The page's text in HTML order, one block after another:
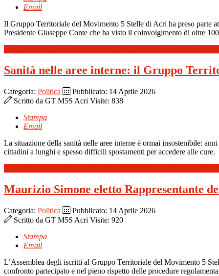
Email
Il Gruppo Territoriale del Movimento 5 Stelle di Acri ha preso parte
Presidente Giuseppe Conte che ha visto il coinvolgimento di oltre
Sanità nelle aree interne: il Gruppo
Categoria: Politica
Pubblicato: 14 Aprile 2026
Scritto da GT M5S Acri Visite: 838
Stampa
Email
La situazione della sanità nelle aree interne è ormai insostenibile:
cittadini a lunghi e spesso difficili spostamenti per accedere alle cure.
Maurizio Simone eletto Rappresentante
Categoria: Politica
Pubblicato: 14 Aprile 2026
Scritto da GT M5S Acri Visite: 920
Stampa
Email
L’Assemblea degli iscritti al Gruppo Territoriale del Movimento 5
confronto partecipato e nel pieno rispetto delle procedure